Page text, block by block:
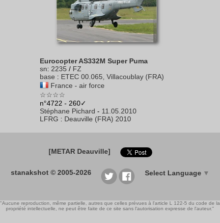
Eurocopter AS332M Super Puma
sn: 2235 / FZ
base : ETEC 00.065, Villacoublay (FRA)
France - air force
☆☆☆☆
n°4722 - 260✓
Stéphane Pichard - 11.05.2010
LFRG : Deauville (FRA) 2010
[METAR Deauville]
stanakshot © 2005-2026 Select Language ▼
"Aucune reproduction, même partielle, autres que celles prévues à l'article L 122-5 du code de la
propriété intellectuelle, ne peut être faite de ce site sans l'autorisation expresse de l'auteur."